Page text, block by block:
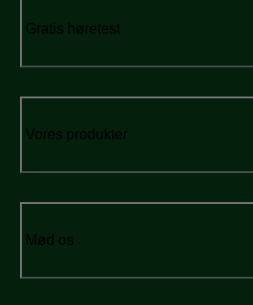
Gratis høretest
Vores produkter
Mød os